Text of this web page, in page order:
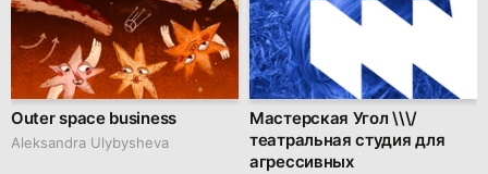
Outer space business
Aleksandra Ulybysheva
Мастерская Угол \\\/
театральная студия для
агрессивных